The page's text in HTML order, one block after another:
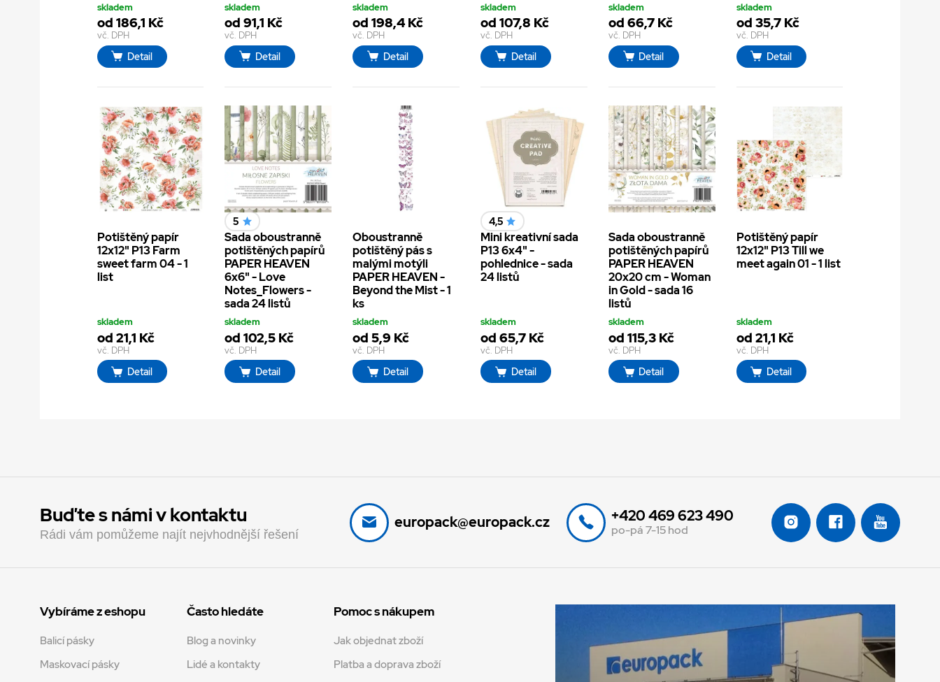
skladem
od 186,1 Kč
vč. DPH
Detail
skladem
od 91,1 Kč
vč. DPH
Detail
skladem
od 198,4 Kč
vč. DPH
Detail
skladem
od 107,8 Kč
vč. DPH
Detail
skladem
od 66,7 Kč
vč. DPH
Detail
skladem
od 35,7 Kč
vč. DPH
Detail
Potištěný papír
12x12" P13 Farm
sweet farm 04 - 1
list
skladem
od 21,1 Kč
vč. DPH
Detail
5
Sada oboustranně
potištěných papírů
PAPER HEAVEN
6x6" - Love
Notes_Flowers -
sada 24 listů
skladem
od 102,5 Kč
vč. DPH
Detail
Oboustranně
potištěný pás s
malými motýli
PAPER HEAVEN -
Beyond the Mist - 1
ks
skladem
od 5,9 Kč
vč. DPH
Detail
4,5
Mini kreativní sada
P13 6x4" -
pohlednice - sada
24 listů
skladem
od 65,7 Kč
vč. DPH
Detail
Sada oboustranně
potištěných papírů
PAPER HEAVEN
20x20 cm - Woman
in Gold - sada 16
listů
skladem
od 115,3 Kč
vč. DPH
Detail
Potištěný papír
12x12" P13 Till we
meet again 01 - 1 list
skladem
od 21,1 Kč
vč. DPH
Detail
Buďte s námi v kontaktu
Rádi vám pomůžeme najít nejvhodnější řešení
europack@europack.cz +420 469 623 490
po-pá 7-15 hod
Vybíráme z eshopu
Balicí pásky
Maskovací pásky
Často hledáte
Blog a novinky
Lidé a kontakty
Pomoc s nákupem
Jak objednat zboží
Platba a doprava zboží